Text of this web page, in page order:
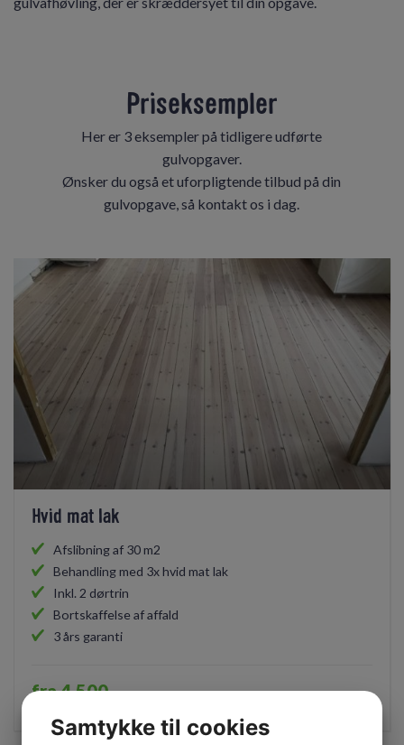
Priseksempler
Her er 3 eksempler på tidligere udførte
gulvopgaver.
Ønsker du også et uforpligtende tilbud på din
gulvopgave, så kontakt os i dag.
Hvid mat lak
Afslibning af 30 m2
Behandling med 3x hvid mat lak
Inkl. 2 dørtrin
Bortskaffelse af affald
3 års garanti
fra 4.500,-
Samtykke til cookies